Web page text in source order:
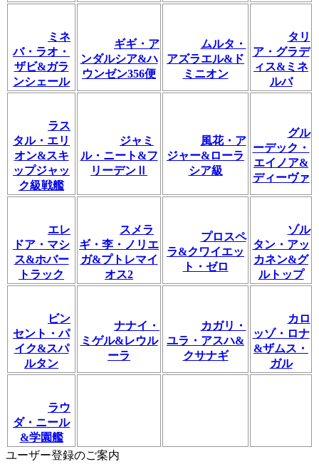
ミネ
バ・ラオ・
ザビ&ガラ
ンシェール
ギギ・ア
ンダルシア&ハ
ウンゼン356便
ムルタ・
アズラエル&ド
ミニオン
タリ
ア・グラデ
ィス&ミネ
ルバ
ラス
タル・エリ
オン&スキ
ップジャッ
ク級戦艦
ジャミ
ル・ニート&フ
リーデンⅡ
風花・ア
ジャー&ローラ
シア級
グル
ーデック・
エイノア&
ディーヴァ
エレ
ドア・マシ
ス&ホバー
トラック
スメラ
ギ・李・ノリエ
ガ&プトレマイ
オス2
プロスペ
ラ&クワイエッ
ト・ゼロ
ゾル
タン・アッ
カネン&グ
ルトップ
ビン
セント・パ
イク&スパ
ルタン
ナナイ・
ミゲル&レウル
ーラ
カガリ・
ユラ・アスハ&
クサナギ
カロ
ッゾ・ロナ
&ザムス・
ガル
ラウ
ダ・ニール
&学園艦
ユーザー登録のご案内